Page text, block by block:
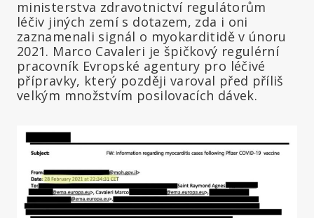
ministerstva zdravotnictví regulátorům
léčiv jiných zemí s dotazem, zda i oni
zaznamenali signál o myokarditidě v únoru
2021. Marco Cavaleri je špičkový regulérní
pracovník Evropské agentury pro léčivé
přípravky, který později varoval před příliš
velkým množstvím posilovacích dávek.